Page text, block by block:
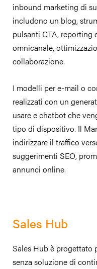
inbound marketing di
includono un blog,
pulsanti CTA, reporting
omnicanale,
collaborazione.
I modelli per e-mail o
realizzati con un
usare e chatbot che
tipo di dispositivo. Il
indirizzare il traffico
suggerimenti SEO,
annunci online.
Sales Hub
Sales Hub è progettato
senza soluzione di